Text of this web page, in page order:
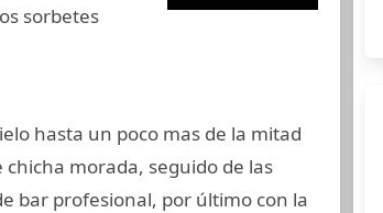
sorbetes
hasta un poco mas de la mitad
morada, seguido de las
bar profesional, por último con la